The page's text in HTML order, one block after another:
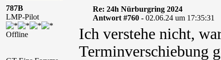
787B
LMP-Pilot
Offline
Re: 24h Nürburgring 2024
Antwort #760 - 02.06.24 um 17:35:31
Ich verstehe nicht,
Terminverschiebung